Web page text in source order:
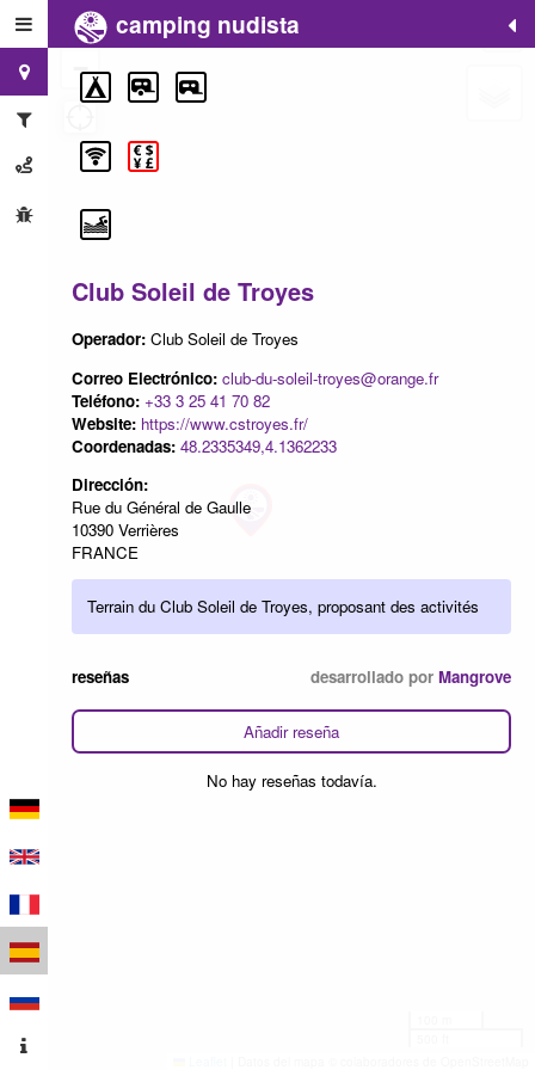
camping nudista
Club Soleil de Troyes
Operador: Club Soleil de Troyes
Correo Electrónico: club-du-soleil-troyes@orange.fr
Teléfono: +33 3 25 41 70 82
Website: https://www.cstroyes.fr/
Coordenadas: 48.2335349,4.1362233
Dirección:
Rue du Général de Gaulle
10390 Verrières
FRANCE
Terrain du Club Soleil de Troyes, proposant des activités
reseñas desarrollado por Mangrove
Añadir reseña
No hay reseñas todavía.
+
−